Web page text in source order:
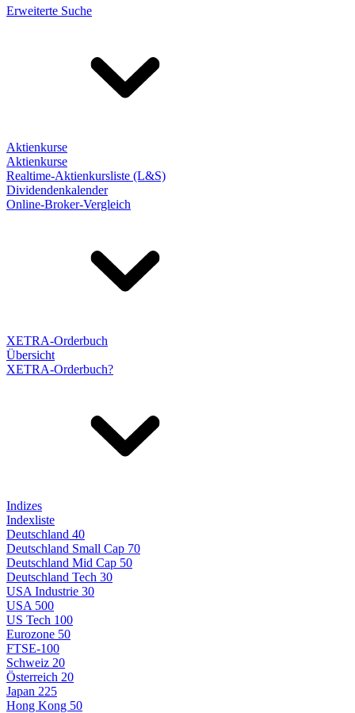
Erweiterte Suche
Aktienkurse
Aktienkurse
Realtime-Aktienkursliste (L&S)
Dividendenkalender
Online-Broker-Vergleich
XETRA-Orderbuch
Übersicht
XETRA-Orderbuch?
Indizes
Indexliste
Deutschland 40
Deutschland Small Cap 70
Deutschland Mid Cap 50
Deutschland Tech 30
USA Industrie 30
USA 500
US Tech 100
Eurozone 50
FTSE-100
Schweiz 20
Österreich 20
Japan 225
Hong Kong 50